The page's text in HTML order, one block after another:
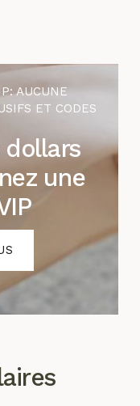
AUCUNE
ET CODES
dollars
une